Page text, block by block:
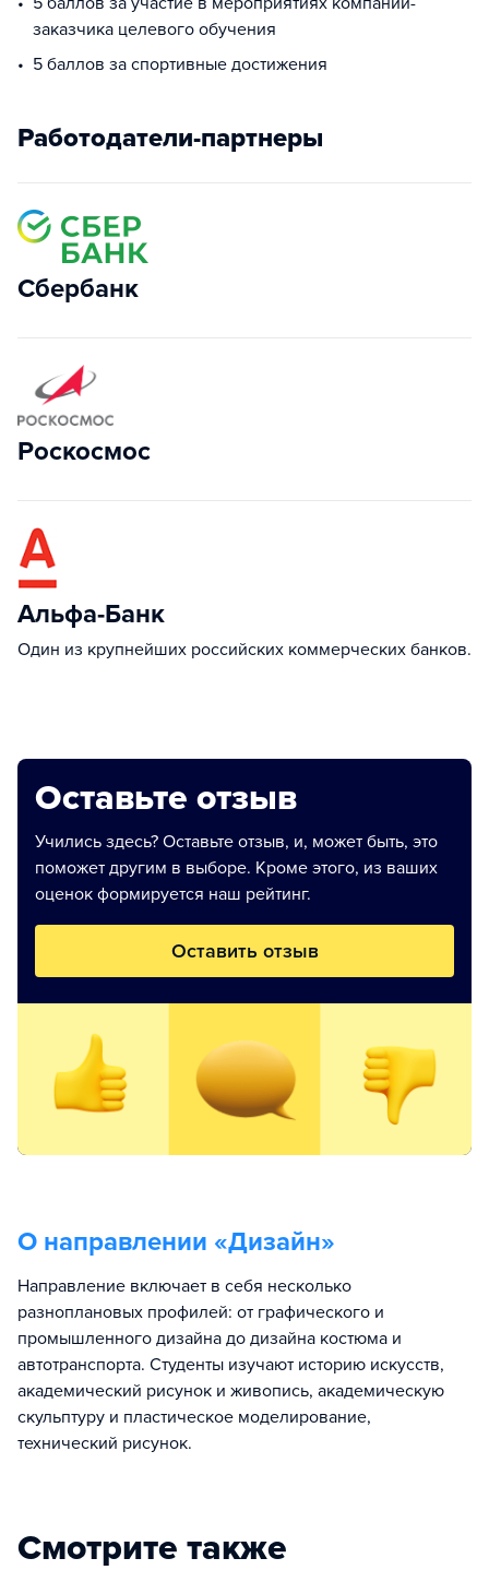
заказчика целевого обучения
5 баллов за спортивные достижения
Работодатели-партнеры
Сбербанк
Роскосмос
Альфа-Банк
Один из крупнейших российских коммерческих банков.
Оставьте отзыв
Учились здесь? Оставьте отзыв, и, может быть, это
поможет другим в выборе. Кроме этого, из ваших
оценок формируется наш рейтинг.
Оставить отзыв
О направлении «Дизайн»
Направление включает в себя несколько
разноплановых профилей: от графического и
промышленного дизайна до дизайна костюма и
автотранспорта. Студенты изучают историю искусств,
академический рисунок и живопись, академическую
скульптуру и пластическое моделирование,
технический рисунок.
Смотрите также